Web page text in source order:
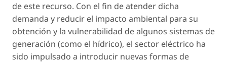
de este recurso. Con el fin de atender dicha
demanda y reducir el impacto ambiental para su
obtención y la vulnerabilidad de algunos sistemas de
generación (como el hídrico), el sector eléctrico ha
sido impulsado a introducir nuevas formas de